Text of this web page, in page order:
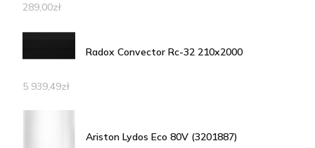
289,00zł
Radox Convector Rc-32 210x2000
5 939,49zł
Ariston Lydos Eco 80V (3201887)